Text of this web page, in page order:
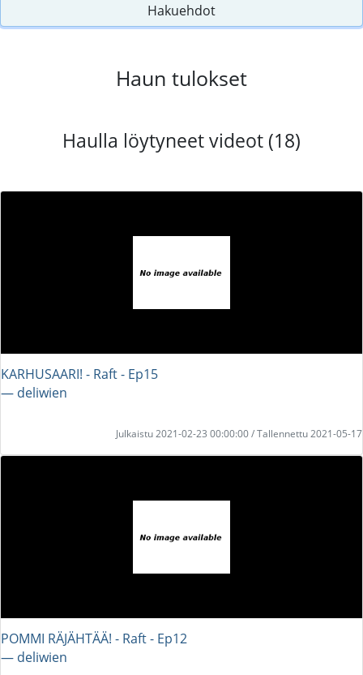
Hakuehdot
Haun tulokset
Haulla löytyneet videot (18)
KARHUSAARI! - Raft - Ep15
― deliwien
Julkaistu 2021-02-23 00:00:00 / Tallennettu 2021-05-17
POMMI RÄJÄHTÄÄ! - Raft - Ep12
― deliwien